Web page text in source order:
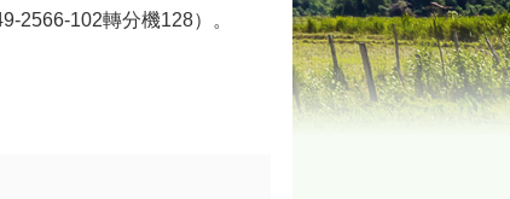
2566-102轉分機128）。